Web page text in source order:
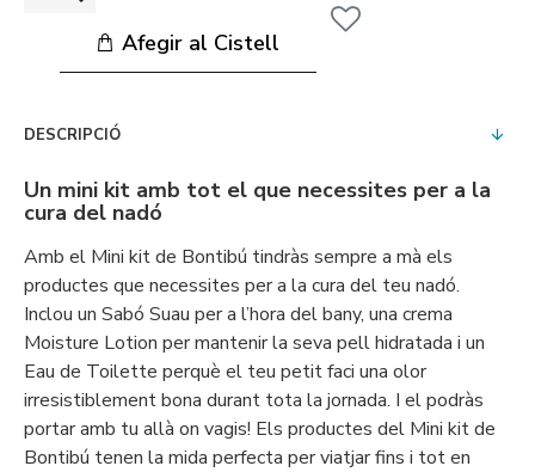
Afegir al Cistell
DESCRIPCIÓ
Un mini kit amb tot el que necessites per a la
cura del nadó
Amb el Mini kit de Bontibú tindràs sempre a mà els
productes que necessites per a la cura del teu nadó.
Inclou un Sabó Suau per a l’hora del bany, una crema
Moisture Lotion per mantenir la seva pell hidratada i un
Eau de Toilette perquè el teu petit faci una olor
irresistiblement bona durant tota la jornada. I el podràs
portar amb tu allà on vagis! Els productes del Mini kit de
Bontibú tenen la mida perfecta per viatjar fins i tot en